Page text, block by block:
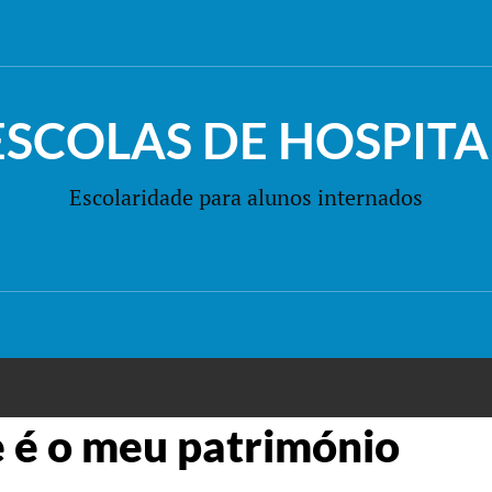
DE
Escolaridade para alunos internados
é o meu património